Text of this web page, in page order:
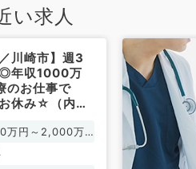
い求人
川崎市】週3
年収1000万
のお仕事で
休み☆（内科
万円～2,000万